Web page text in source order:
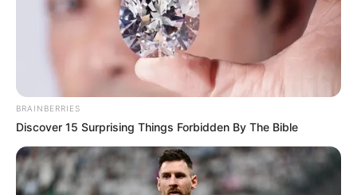
BRAINBERRIES
Discover 15 Surprising Things Forbidden By The Bible